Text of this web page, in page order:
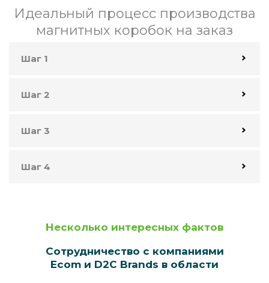
Идеальный процесс производства
магнитных коробок на заказ
Шаг 1
Шаг 2
Шаг 3
Шаг 4
Несколько интересных фактов
Сотрудничество с компаниями
Ecom и D2C Brands в области